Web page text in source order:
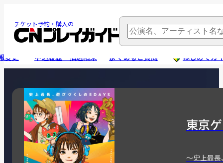
チケット予約・購入の
変更 申込履歴・抽選結果 よくあるご質問 はじめてガ
東京
～史上最長